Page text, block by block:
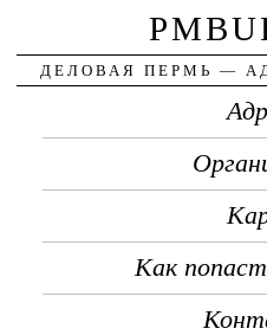
ДЕЛОВАЯ ПЕРМЬ —
Как